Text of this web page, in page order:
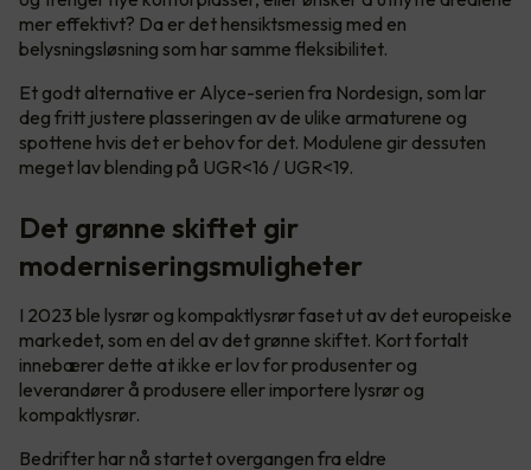
mer effektivt? Da er det hensiktsmessig med en
belysningsløsning som har samme fleksibilitet.
Et godt alternative er Alyce-serien fra Nordesign, som lar
deg fritt justere plasseringen av de ulike armaturene og
spottene hvis det er behov for det. Modulene gir dessuten
meget lav blending på UGR<16 / UGR<19.
Det grønne skiftet gir
moderniseringsmuligheter
I 2023 ble lysrør og kompaktlysrør faset ut av det europeiske
markedet, som en del av det grønne skiftet. Kort fortalt
innebærer dette at ikke er lov for produsenter og
leverandører å produsere eller importere lysrør og
kompaktlysrør.
Bedrifter har nå startet overgangen fra eldre